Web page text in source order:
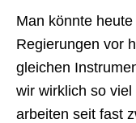
Man könnte
Regierungen vor
gleichen
wir wirklich so
arbeiten seit fast